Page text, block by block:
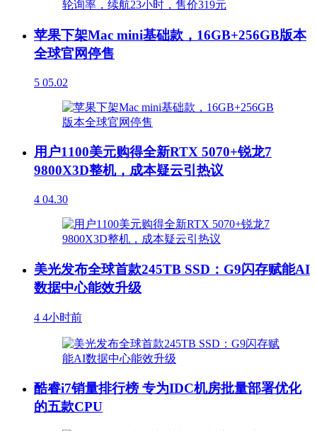
苹果下架Mac mini基础款，16GB+256GB版本
全球官网停售
5 05.02
用户1100美元购得全新RTX 5070+锐龙7
9800X3D整机，成本疑云引热议
4 04.30
美光发布全球首款245TB SSD：G9闪存赋能AI
数据中心能效升级
4 4小时前
酷睿i7销量排行榜 专为IDC机房批量部署优化
的五款CPU